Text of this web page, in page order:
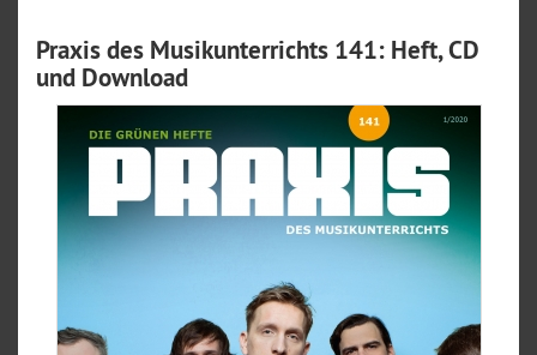
Praxis des Musikunterrichts 141: Heft, CD
und Download